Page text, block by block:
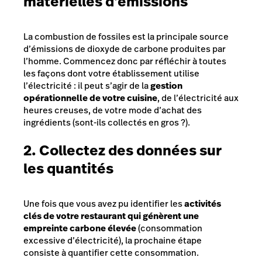
La combustion de fossiles est la principale source
d’émissions de dioxyde de carbone produites par
l’homme. Commencez donc par réfléchir à toutes
les façons dont votre établissement utilise
l’électricité : il peut s’agir de lagestion
opérationnelle de votre cuisine, de l’électricité aux
heures creuses, de votre mode d’achat des
ingrédients (sont-ils collectés en gros ?).
2. Collectez des données sur
les quantités
Une fois que vous avez pu identifier lesactivités
clés de votre restaurant qui génèrent une
empreinte carbone élevée(consommation
excessive d’électricité), la prochaine étape
consiste à quantifier cette consommation.